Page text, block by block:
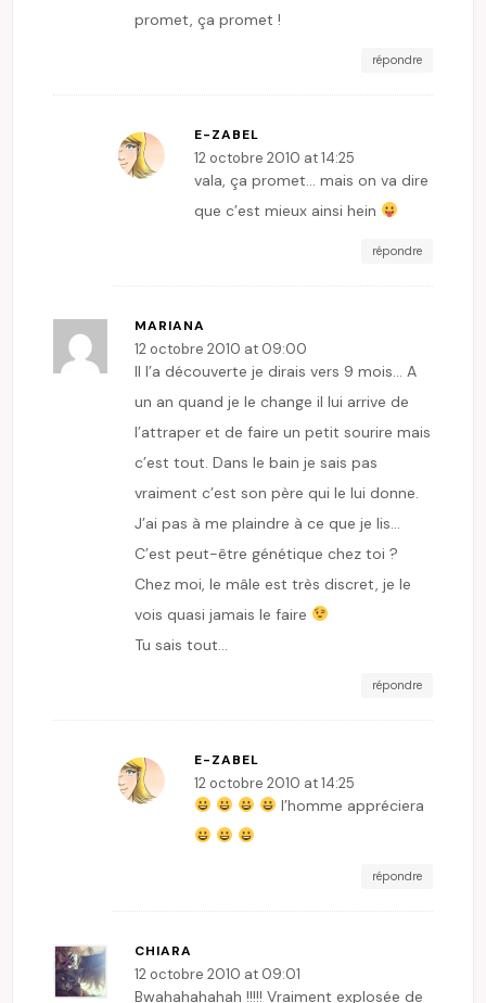
promet, ça promet !
répondre
E-ZABEL
12 octobre 2010 at 14:25
vala, ça promet… mais on va dire
que c’est mieux ainsi hein
répondre
MARIANA
12 octobre 2010 at 09:00
Il l’a découverte je dirais vers 9 mois… A
un an quand je le change il lui arrive de
l’attraper et de faire un petit sourire mais
c’est tout. Dans le bain je sais pas
vraiment c’est son père qui le lui donne.
J’ai pas à me plaindre à ce que je lis…
C’est peut-être génétique chez toi ?
Chez moi, le mâle est très discret, je le
vois quasi jamais le faire
Tu sais tout…
répondre
E-ZABEL
12 octobre 2010 at 14:25
l’homme appréciera
répondre
CHIARA
12 octobre 2010 at 09:01
Bwahahahahah !!!!! Vraiment explosée de